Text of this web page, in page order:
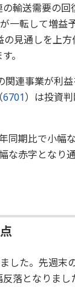
輸送需要の
一転して増益
見通しを上
。
関連事業が利
6701）は投資
同期比で小幅
な赤字となり
した。先週末
落となりま